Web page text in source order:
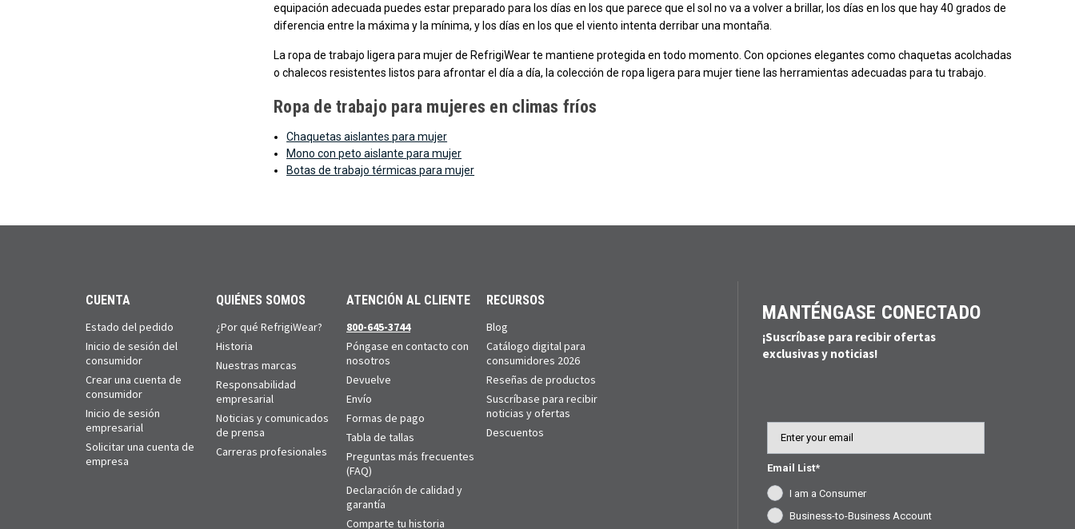
equipación adecuada puedes estar preparado para los días en los que parece que el sol no va a volver a brillar, los días en los que hay 40 grados de
diferencia entre la máxima y la mínima, y los días en los que el viento intenta derribar una montaña.
La ropa de trabajo ligera para mujer de RefrigiWear te mantiene protegida en todo momento. Con opciones elegantes como chaquetas acolchadas
o chalecos resistentes listos para afrontar el día a día, la colección de ropa ligera para mujer tiene las herramientas adecuadas para tu trabajo.
Ropa de trabajo para mujeres en climas fríos
Chaquetas aislantes para mujer
Mono con peto aislante para mujer
Botas de trabajo térmicas para mujer
CUENTA
Estado del pedido
Inicio de sesión del
consumidor
Crear una cuenta de
consumidor
Inicio de sesión
empresarial
Solicitar una cuenta de
empresa
QUIÉNES SOMOS
¿Por qué RefrigiWear?
Historia
Nuestras marcas
Responsabilidad
empresarial
Noticias y comunicados
de prensa
Carreras profesionales
ATENCIÓN AL CLIENTE
800-645-3744
Póngase en contacto con
nosotros
Devuelve
Envío
Formas de pago
Tabla de tallas
Preguntas más frecuentes
(FAQ)
Declaración de calidad y
garantía
Comparte tu historia
RECURSOS
Blog
Catálogo digital para
consumidores 2026
Reseñas de productos
Suscríbase para recibir
noticias y ofertas
Descuentos
MANTÉNGASE CONECTADO
¡Suscríbase para recibir ofertas
exclusivas y noticias!
Email List*
I am a Consumer
Business-to-Business Account